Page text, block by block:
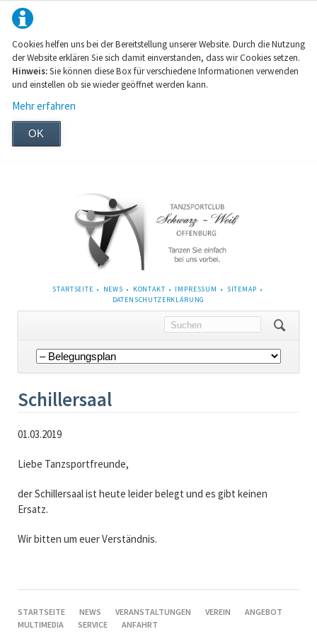
Cookies helfen uns bei der Bereitstellung unserer Website. Durch die Nutzung
der Website erklären Sie sich damit einverstanden, dass wir Cookies setzen.
Hinweis:Sie können diese Box für verschiedene Informationen verwenden
und einstellen ob sie wieder geöffnet werden kann.
Mehr erfahren
OK
NAVIGATION
STARTSEITE NEWS KONTAKT IMPRESSUM
SITEMAP
DATENSCHUTZERKLÄRUNG
Navigation
überspringen
Schillersaal
01.03.2019
Liebe Tanzsportfreunde,
der Schillersaal ist heute leider belegt und es gibt keinen
Ersatz.
Wir bitten um euer Verständnis.
NAVIGATION
ÜBERSPRINGEN
STARTSEITE NEWS VERANSTALTUNGEN VEREIN
ANGEBOT
MULTIMEDIA
SERVICE ANFAHRT